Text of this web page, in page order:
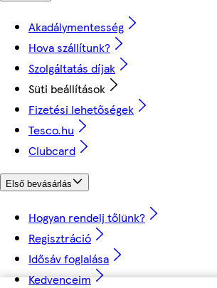
Akadálymentesség
Hova szállítunk?
Szolgáltatás díjak
Süti beállítások
Fizetési lehetőségek
Tesco.hu
Clubcard
Első bevásárlás
Hogyan rendelj tőlünk?
Regisztráció
Idősáv foglalása
Kedvenceim